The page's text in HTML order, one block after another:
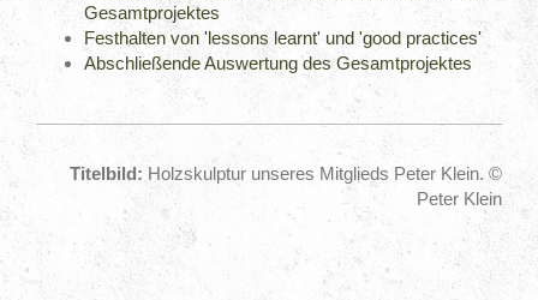
Gesamtprojektes
Festhalten von 'lessons learnt' und 'good practices'
Abschließende Auswertung des Gesamtprojektes
Titelbild: Holzskulptur unseres Mitglieds Peter Klein. ©
Peter Klein